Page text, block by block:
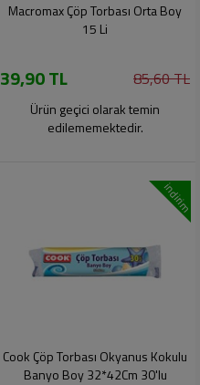
Macromax Çöp Torbası Orta Boy
15 Li
39,90 TL 85,60 TL
Ürün geçici olarak temin
edilememektedir.
indirim
Cook Çöp Torbası Okyanus Kokulu
Banyo Boy 32*42Cm 30'lu